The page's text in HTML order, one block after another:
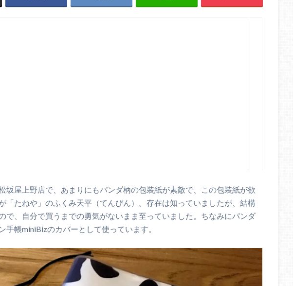
坂屋上野店で、あまりにもパンダ柄の包装紙が素敵で、この包装紙が欲
「たねや」のふくみ天平（てんびん）。存在は知っていましたが、結構
で、自分で買うまでの勇気がないまま至っていました。ちなみにパンダ
手帳miniBizのカバーとして使っています。